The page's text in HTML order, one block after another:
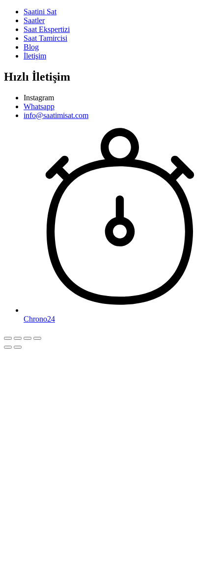
Saatini Sat
Saatler
Saat Ekspertizi
Saat Tamircisi
Blog
İletişim
Hızlı İletişim
Instagram
Whatsapp
info@saatimisat.com
Chrono24